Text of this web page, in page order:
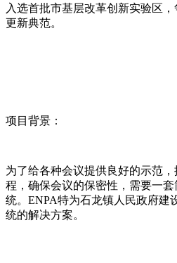
入选首批市基层改革创新实验区
更新典范。
项目背景：
为了给各种会议提供良好的示范
程，确保会议的保密性，需要一
统。ENPA特为石龙镇人民政府建
统的解决方案。